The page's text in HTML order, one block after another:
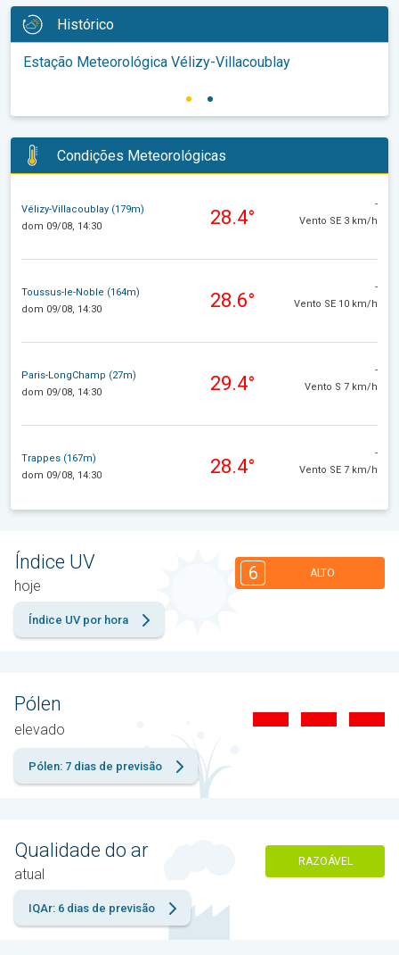
Histórico
Estação Meteorológica Vélizy-Villacoublay
Condições Meteorológicas
Vélizy-Villacoublay (179m)
dom 09/08, 14:30
28.4°
-
Vento SE 3 km/h
Toussus-le-Noble (164m)
dom 09/08, 14:30
28.6°
-
Vento SE 10 km/h
Paris-LongChamp (27m)
dom 09/08, 14:30
29.4°
-
Vento S 7 km/h
Trappes (167m)
dom 09/08, 14:30
28.4°
-
Vento SE 7 km/h
Índice UV
hoje
6 ALTO
Índice UV por hora
Pólen
elevado
Pólen: 7 dias de previsão
Qualidade do ar
atual
RAZOÁVEL
IQAr: 6 dias de previsão